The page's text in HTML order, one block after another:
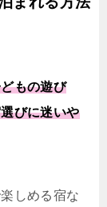
もの遊び
びに迷いや
しめる宿な